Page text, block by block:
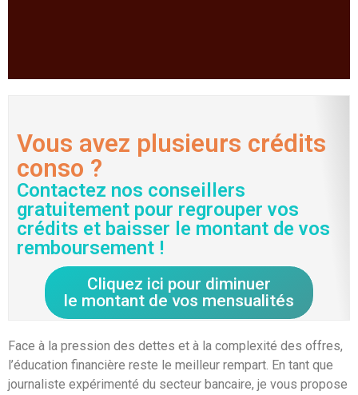
Vous avez plusieurs crédits
conso ?
Contactez nos conseillers
gratuitement pour regrouper vos
crédits et baisser le montant de vos
remboursement !
Cliquez ici pour diminuer
le montant de vos mensualités
Face à la pression des dettes et à la complexité des offres,
l’éducation financière reste le meilleur rempart. En tant que
journaliste expérimenté du secteur bancaire, je vous propose